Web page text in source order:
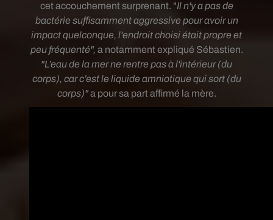
cet accouchement surprenant. "Il n'y a pas de
bactérie suffisamment aggressive pour avoir un
impact quelconque, l'endroit choisi était propre et
peu fréquenté", a notamment expliqué Sébastien.
"L’eau de la mer ne rentre pas à l'intérieur (du
corps), car c’est le liquide amniotique qui sort (du
corps)"a pour sa part affirmé la mère.